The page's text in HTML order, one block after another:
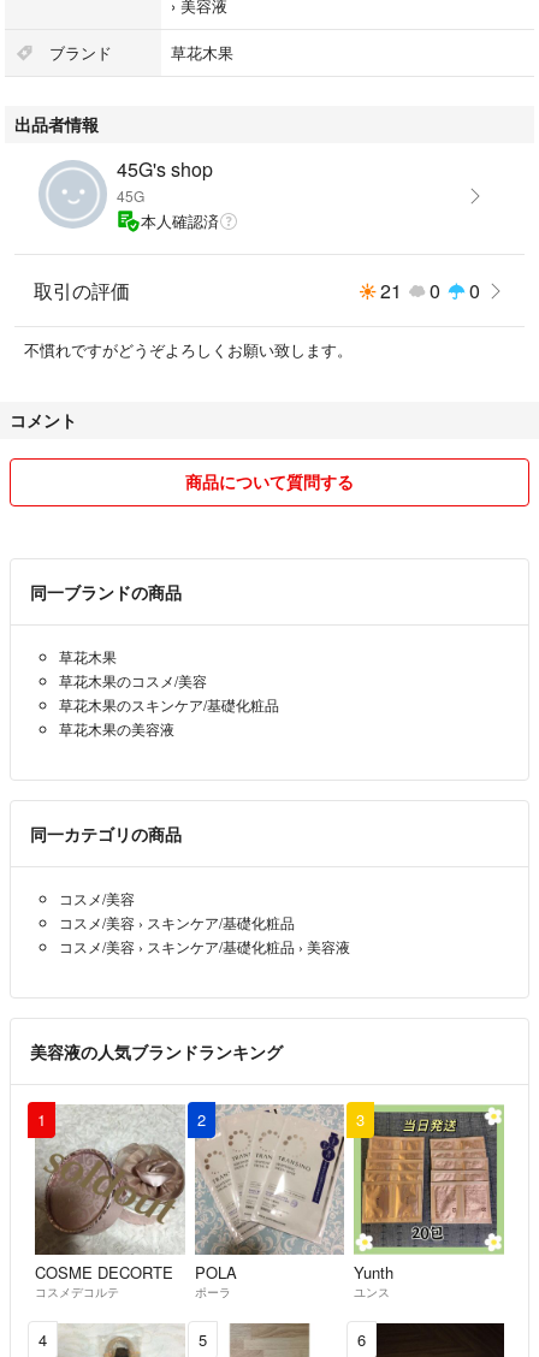
› 美容液
ブランド 草花木果
出品者情報
45G's shop
45G
本人確認済
取引の評価 21 0 0
不慣れですがどうぞよろしくお願い致します。
コメント
商品について質問する
同一ブランドの商品
草花木果
草花木果のコスメ/美容
草花木果のスキンケア/基礎化粧品
草花木果の美容液
同一カテゴリの商品
コスメ/美容
コスメ/美容 › スキンケア/基礎化粧品
コスメ/美容 › スキンケア/基礎化粧品 › 美容液
美容液の人気ブランドランキング
1
COSME DECORTE
コスメデコルテ
2
POLA
ポーラ
3
Yunth
ユンス
4 5 6